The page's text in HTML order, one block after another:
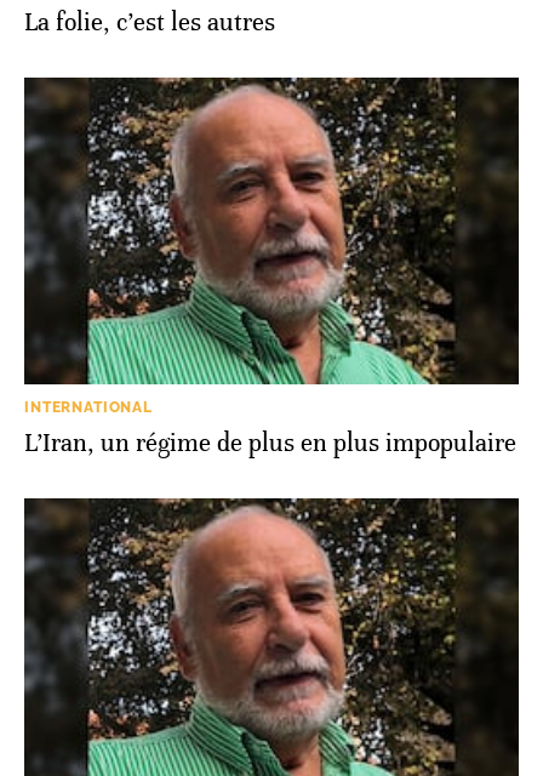
La folie, c’est les autres
INTERNATIONAL
L’Iran, un régime de plus en plus impopulaire